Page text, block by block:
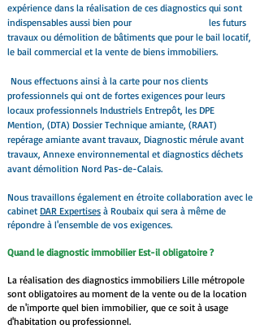
expérience dans la réalisation de ces diagnostics qui sont
indispensables aussi bien pour les futurs
travaux ou démolition de bâtiments que pour le bail locatif,
le bail commercial et la vente de biens immobiliers.
Nous effectuons ainsi à la carte pour nos clients
professionnels qui ont de fortes exigences pour leurs
locaux professionnels Industriels Entrepôt, les DPE
Mention, (DTA) Dossier Technique amiante, (RAAT)
repérage amiante avant travaux, Diagnostic mérule avant
travaux, Annexe environnemental et diagnostics déchets
avant démolition Nord Pas-de-Calais.
Nous travaillons également en étroite collaboration avec le
cabinet DAR Expertises à Roubaix qui sera à même de
répondre à l'ensemble de vos exigences.
Quand le diagnostic immobilier Est-il obligatoire ?
La réalisation des diagnostics immobiliers Lille métropole
sont obligatoires au moment de la vente ou de la location
de n'importe quel bien immobilier, que ce soit à usage
d'habitation ou professionnel.